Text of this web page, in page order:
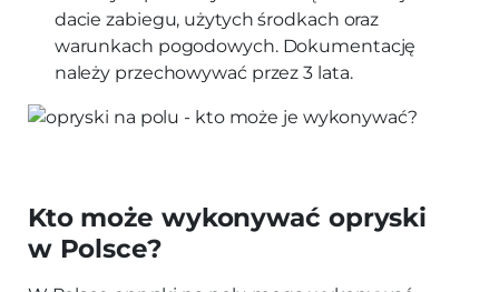
dacie zabiegu, użytych środkach oraz
warunkach pogodowych. Dokumentację
należy przechowywać przez 3 lata.
Kto może wykonywać opryski
w Polsce?